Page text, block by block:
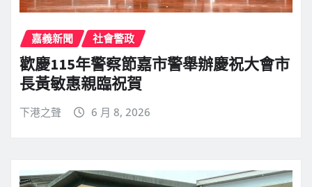
嘉義新聞 社會警政
歡慶115年警察節嘉市警舉辦慶祝大會市
長黃敏惠親臨祝賀
下港之聲 6 月 8, 2026